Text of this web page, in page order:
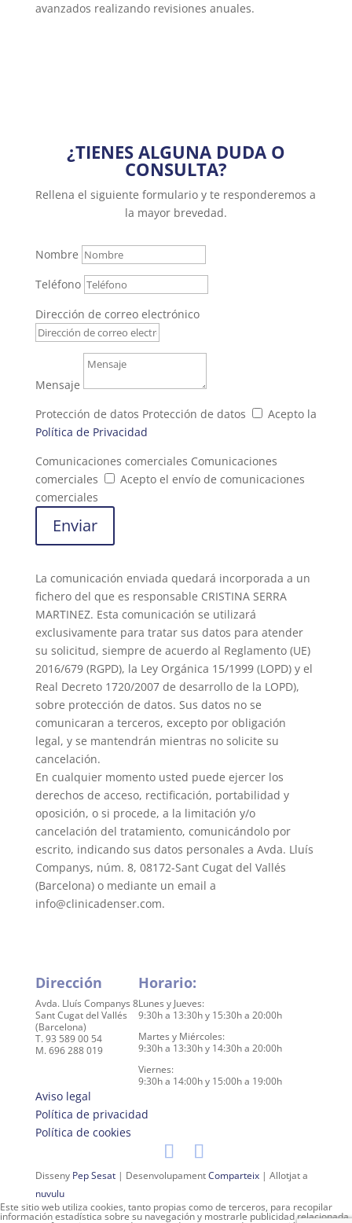
avanzados realizando revisiones anuales.
¿TIENES ALGUNA DUDA O
CONSULTA?
Rellena el siguiente formulario y te responderemos a
la mayor brevedad.
Nombre
Teléfono
Dirección de correo electrónico
Mensaje
Protección de datos Protección de datos
Acepto la
Política de Privacidad
Comunicaciones comerciales Comunicaciones
comerciales
Acepto el envío de comunicaciones
comerciales
Enviar
La comunicación enviada quedará incorporada a un
fichero del que es responsable CRISTINA SERRA
MARTINEZ. Esta comunicación se utilizará
exclusivamente para tratar sus datos para atender
su solicitud, siempre de acuerdo al Reglamento (UE)
2016/679 (RGPD), la Ley Orgánica 15/1999 (LOPD) y el
Real Decreto 1720/2007 de desarrollo de la LOPD),
sobre protección de datos. Sus datos no se
comunicaran a terceros, excepto por obligación
legal, y se mantendrán mientras no solicite su
cancelación.
En cualquier momento usted puede ejercer los
derechos de acceso, rectificación, portabilidad y
oposición, o si procede, a la limitación y/o
cancelación del tratamiento, comunicándolo por
escrito, indicando sus datos personales a Avda. Lluís
Companys, núm. 8, 08172-Sant Cugat del Vallés
(Barcelona) o mediante un email a
info@clinicadenser.com.
Dirección
Avda. Lluís Companys 8
Sant Cugat del Vallés
(Barcelona)
T. 93 589 00 54
M. 696 288 019
Horario:
Lunes y Jueves:
9:30h a 13:30h y 15:30h a 20:00h
Martes y Miércoles:
9:30h a 13:30h y 14:30h a 20:00h
Viernes:
9:30h a 14:00h y 15:00h a 19:00h
Aviso legal
Política de privacidad
Política de cookies
Disseny Pep Sesat| DesenvolupamentComparteix| Allotjat a
nuvulu
Este sitio web utiliza cookies, tanto propias como de terceros, para recopilar
información estadística sobre su navegación y mostrarle publicidad relacionada